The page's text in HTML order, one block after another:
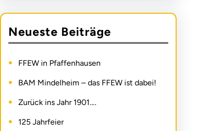
Neueste Beiträge
FFEW in Pfaffenhausen
BAM Mindelheim – das FFEW ist dabei!
Zurück ins Jahr 1901….
125 Jahrfeier